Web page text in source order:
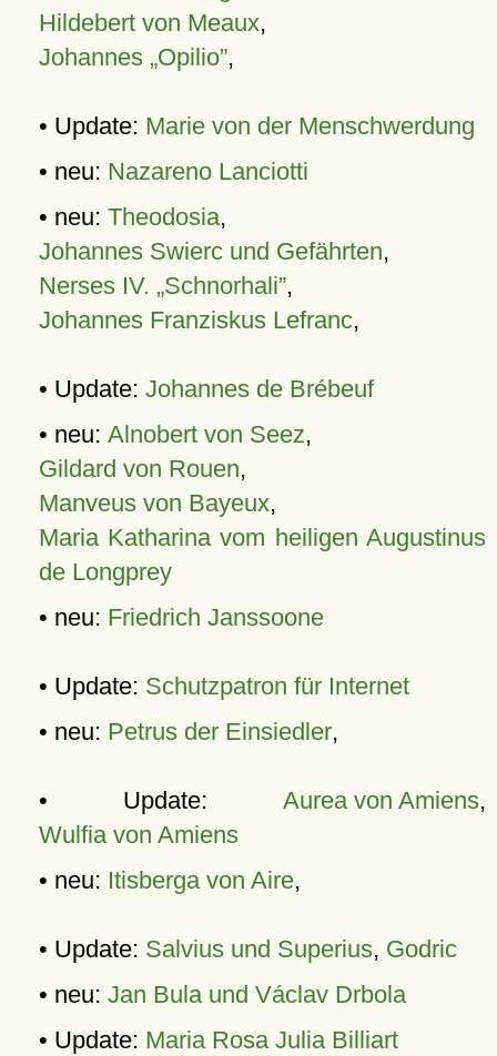
Hildebert von Meaux,
Johannes „Opilio”,
• Update: Marie von der Menschwerdung
• neu: Nazareno Lanciotti
• neu: Theodosia,
Johannes Swierc und Gefährten,
Nerses IV. „Schnorhali”,
Johannes Franziskus Lefranc,
• Update: Johannes de Brébeuf
• neu: Alnobert von Seez,
Gildard von Rouen,
Manveus von Bayeux,
Maria Katharina vom heiligen Augustinus
de Longprey
• neu: Friedrich Janssoone
• Update: Schutzpatron für Internet
• neu: Petrus der Einsiedler,
• Update: Aurea von Amiens,
Wulfia von Amiens
• neu: Itisberga von Aire,
• Update: Salvius und Superius, Godric
• neu: Jan Bula und Václav Drbola
• Update: Maria Rosa Julia Billiart